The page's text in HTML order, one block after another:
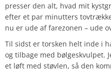
presser den alt, hvad mit
efter et par minutters
nu er ude af farezonen – ude
Til sidst er torsken helt inde i
og tilbage med bølgeskvulpet.
et løft med støvlen, så den